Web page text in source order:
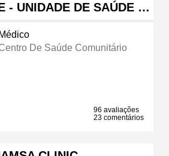
- UNIDADE DE SAÚDE …
Médico
De Saúde Comunitário
96 avaliações
23 comentários